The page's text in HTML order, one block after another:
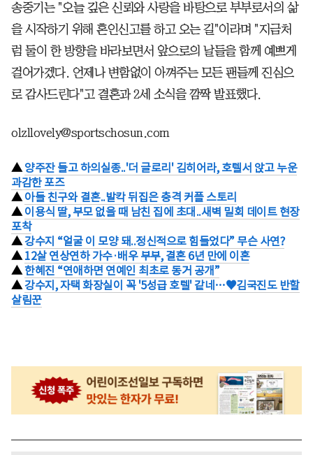
송중기는 "오늘 깊은 신뢰와 사랑을 바탕으로 부부로서의 삶
을 시작하기 위해 혼인신고를 하고 오는 길"이라며 "지금처
럼 둘이 한 방향을 바라보면서 앞으로의 날들을 함께 예쁘게
걸어가겠다. 언제나 변함없이 아껴주는 모든 팬들께 진심으
로 감사드린다"고 결혼과 2세 소식을 깜짝 발표했다.
olzllovely@sportschosun.com
▲ 양주잔 들고 하의실종..'더 글로리' 김히어라, 호텔서 앉고 누운
과감한 포즈
▲ 아들 친구와 결혼..발칵 뒤집은 충격 커플 스토리
▲ 이용식 딸, 부모 없을 때 남친 집에 초대..새벽 밀회 데이트 현장
포착
▲강수지 “얼굴 이 모양 돼..정신적으로 힘들었다” 무슨 사연?
▲ 12살 연상연하 가수·배우 부부, 결혼 6년 만에 이혼
▲한혜진 “연애하면 연예인 최초로 동거 공개”
▲강수지, 자택 화장실이 꼭 '5성급 호텔' 같네…♥김국진도 반할
살림꾼